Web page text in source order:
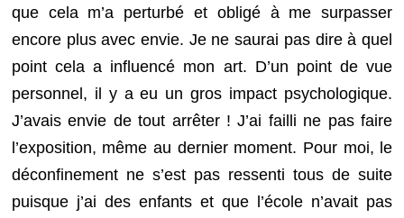
que cela m’a perturbé et obligé à me surpasser
encore plus avec envie. Je ne saurai pas dire à quel
point cela a influencé mon art. D’un point de vue
personnel, il y a eu un gros impact psychologique.
J’avais envie de tout arrêter ! J’ai failli ne pas faire
l’exposition, même au dernier moment. Pour moi, le
déconfinement ne s’est pas ressenti tous de suite
puisque j’ai des enfants et que l’école n’avait pas